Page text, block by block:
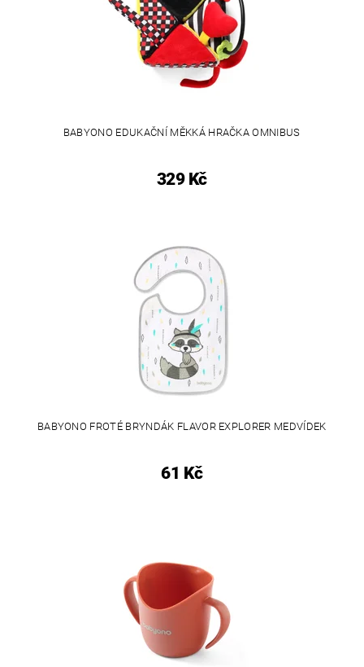
BABYONO EDUKAČNÍ MĚKKÁ HRAČKA OMNIBUS
329 Kč
BABYONO FROTÉ BRYNDÁK FLAVOR EXPLORER MEDVÍDEK
61 Kč